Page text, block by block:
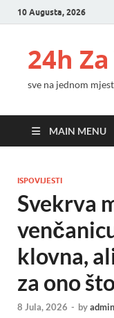
10 Augusta, 2026
24h
sve na jednom
MAIN MENU
ISPOVIJESTI
Svekrva
klovna,
za ono
8 Jula, 2026 - byadmin